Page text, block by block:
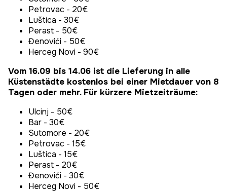
Petrovac - 20€
Luštica - 30€
Perast - 50€
Đenovići - 50€
Herceg Novi - 90€
Vom 16.09 bis 14.06 ist die Lieferung in alle
Küstenstädte kostenlos bei einer Mietdauer von 8
Tagen oder mehr. Für kürzere Mietzeiträume:
Ulcinj - 50€
Bar - 30€
Sutomore - 20€
Petrovac - 15€
Luštica - 15€
Perast - 20€
Đenovići - 30€
Herceg Novi - 50€